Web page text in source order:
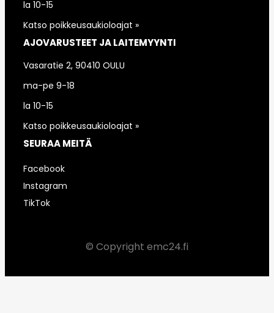
la 10-15
Katso poikkeusaukioloajat »
AJOVARUSTEET JA LAITEMYYNTI
Vasaratie 2, 90410 OULU
ma-pe 9-18
la 10-15
Katso poikkeusaukioloajat »
SEURAA MEITÄ
Facebook
Instagram
TikTok
© Copyright emc24.fi